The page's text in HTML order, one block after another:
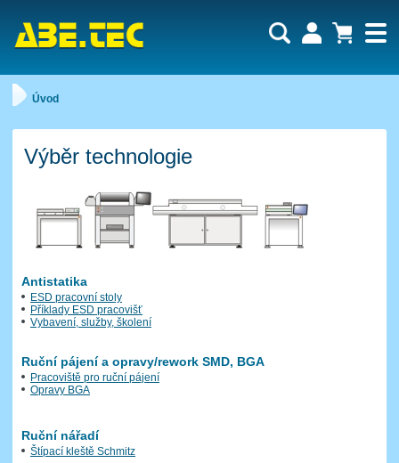
Úvod
Výběr technologie
Antistatika
ESD pracovní stoly
Příklady ESD pracovišť
Vybavení, služby, školení
Ruční pájení a opravy/rework SMD, BGA
Pracoviště pro ruční pájení
Opravy BGA
Ruční nářadí
Štípací kleště Schmitz
Uživatel: